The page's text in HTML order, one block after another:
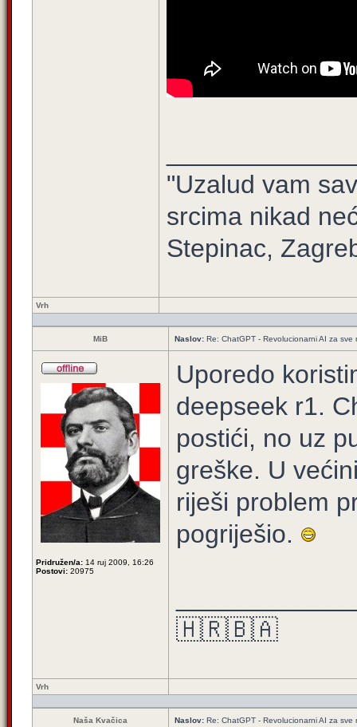
"Uzalud vam
srcima nikad
Stepinac,
Vrh
MiB Naslov: Re: ChatGPT - Revolucionarni AI za sve
Pridružen/a: 14 ruj 2009, 16:26
Postovi: 20975
Uporedo
deepseek r1.
postići, no uz
greške. U
riješi problem
pogriješio.
🇭🇷🇧🇦
Vrh
Naša Kvačica Naslov: Re: ChatGPT - Revolucionarni AI za sve